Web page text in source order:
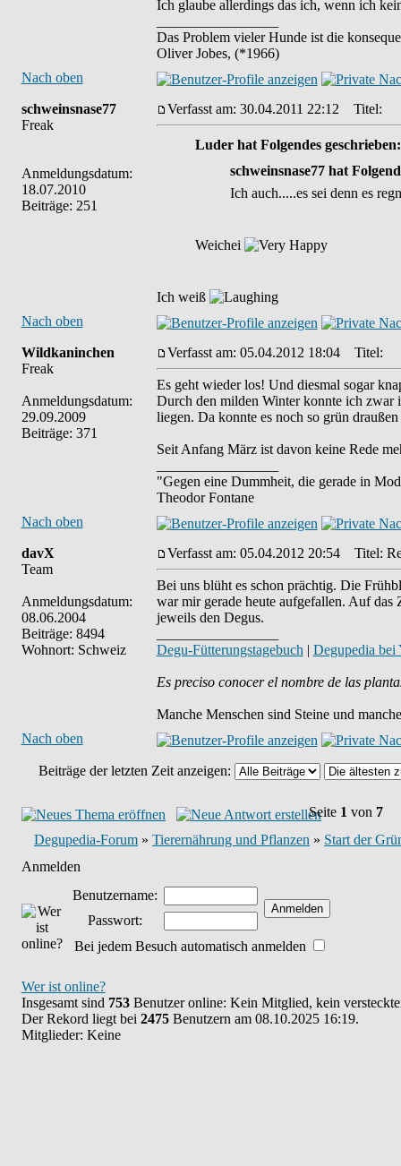
Ich glaube allerdings das ich, wenn ich
Das Problem vieler Hunde ist die
Oliver Jobes, (*1966)
Nach oben
schweinsnase77
Freak
Anmeldungsdatum:
18.07.2010
Beiträge: 251
Verfasst am: 30.04.2011 22:12 Titel:
Luder hat Folgendes geschrieben:
schweinsnase77 hat
Ich auch.....es sei denn es
Weichei
Ich weiß
Nach oben
Wildkaninchen
Freak
Anmeldungsdatum:
29.09.2009
Beiträge: 371
Verfasst am: 05.04.2012 18:04 Titel:
Es geht wieder los! Und diesmal sogar
Durch den milden Winter konnte ich zwar
liegen. Da konnte es noch so grün
Seit Anfang März ist davon keine Rede
"Gegen eine Dummheit, die gerade in
Theodor Fontane
Nach oben
davX
Team
Anmeldungsdatum:
08.06.2004
Beiträge: 8494
Wohnort: Schweiz
Verfasst am: 05.04.2012 20:54 Titel:
Bei uns blüht es schon prächtig. Die
war mir gerade heute aufgefallen. Auf
jeweils den Degus.
Degu-Fütterungstagebuch | Degupedia bei
Es preciso conocer el nombre de las
Manche Menschen sind Steine und
Nach oben
Beiträge der letzten Zeit anzeigen:
Seite 1 von 7
Degupedia-Forum » Tierernährung und Pflanzen » Start der
Anmelden
Benutzername:
Passwort:
Bei jedem Besuch automatisch anmelden
Wer ist online?
Insgesamt sind 753Benutzer online: Kein Mitglied, kein
Der Rekord liegt bei 2475Benutzern am 08.10.2025 16:19.
Mitglieder: Keine